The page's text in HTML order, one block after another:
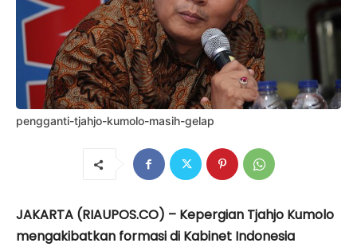
pengganti-tjahjo-kumolo-masih-gelap
JAKARTA (RIAUPOS.CO) – Kepergian Tjahjo Kumolo
mengakibatkan formasi di Kabinet Indonesia